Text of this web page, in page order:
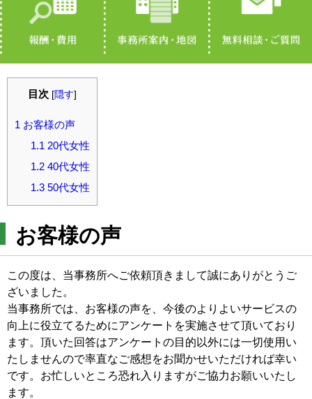
目次 [隠す]
1 お客様の声
1.1 20代女性
1.240代女性
1.350代女性
お客様の声
この度は、当事務所へご依頼頂きまして誠にありがとうご
ざいました。
当事務所では、お客様の声を、今後のよりよいサービスの
向上に役立てるためにアンケートを実施させて頂いており
ます。頂いた回答はアンケートの目的以外には一切使用い
たしませんので率直なご感想をお聞かせいただければ幸い
です。お忙しいところ恐れ入りますがご協力お願いいたし
ます。